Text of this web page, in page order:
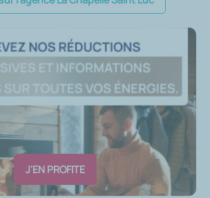
J'EN PROFITE